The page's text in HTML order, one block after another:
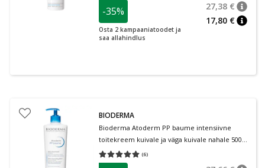
-35%
Osta 2 kampaaniatoodet ja
saa allahindlus
27,38 €
17,80 €
BIODERMA
Bioderma Atoderm PP baume intensiivne
toitekreem kuivale ja väga kuivale nahale 500
ml
(6)
Keskmine hinnang 5.00